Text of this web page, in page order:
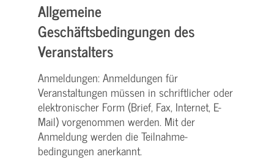
Allgemeine
Geschäftsbedingungen des
Veranstalters
Anmeldungen: Anmeldungen für
Veranstaltungen müssen in schriftlicher oder
elektronischer Form (Brief, Fax, Internet, E-
Mail) vorgenommen werden. Mit der
Anmeldung werden die Teilnahme­
bedingungen anerkannt.